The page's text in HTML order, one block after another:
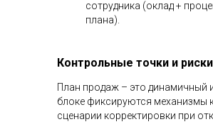
сотрудника (оклад +
плана).
Контрольные точки и
План продаж – это динамичный
блоке фиксируются механизмы
сценарии корректировки при